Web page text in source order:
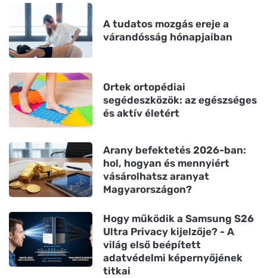
A tudatos mozgás ereje a
várandósság hónapjaiban
Ortek ortopédiai
segédeszközök: az egészséges
és aktív életért
Arany befektetés 2026-ban:
hol, hogyan és mennyiért
vásárolhatsz aranyat
Magyarországon?
Hogy működik a Samsung S26
Ultra Privacy kijelzője? - A
világ első beépített
adatvédelmi képernyőjének
titkai